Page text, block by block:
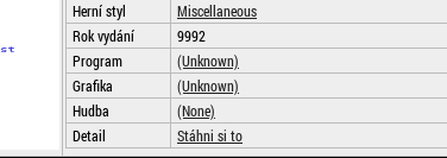
Herní styl
Miscellaneous
Rok vydání
9992
Program
(Unknown)
Grafika
(Unknown)
Hudba
(None)
Detail
Stáhni si to